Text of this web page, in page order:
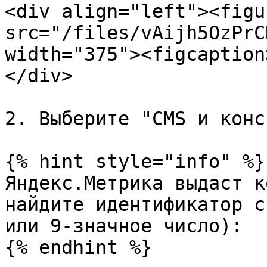
<div
src="/files/
</div>
2. Выберите "CMS и
{% hint style="info" %}
Яндекс.Метрика выдаст
найдите идентификатор
или 9-значное число):
{% endhint %}